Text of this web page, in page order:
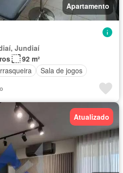
Apartamento
Jundiaí
92 m²
Sala de jogos
Atualizado